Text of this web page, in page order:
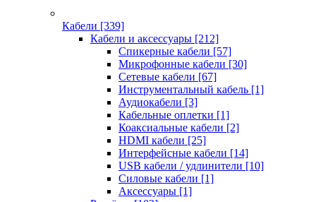
Кабели [339]
Кабели и аксессуары [212]
Спикерные кабели [57]
Микрофонные кабели [30]
Сетевые кабели [67]
Инструментальный кабель [1]
Аудиокабели [3]
Кабельные оплетки [1]
Коаксиальные кабели [2]
HDMI кабели [25]
Интерфейсные кабели [14]
USB кабели / удлинители [10]
Силовые кабели [1]
Аксессуары [1]